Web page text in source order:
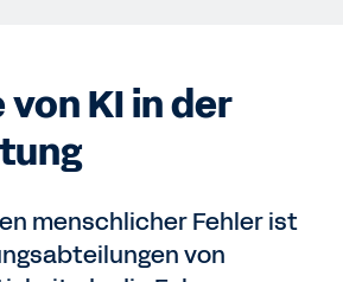
von KI in der
menschlicher Fehler ist
von